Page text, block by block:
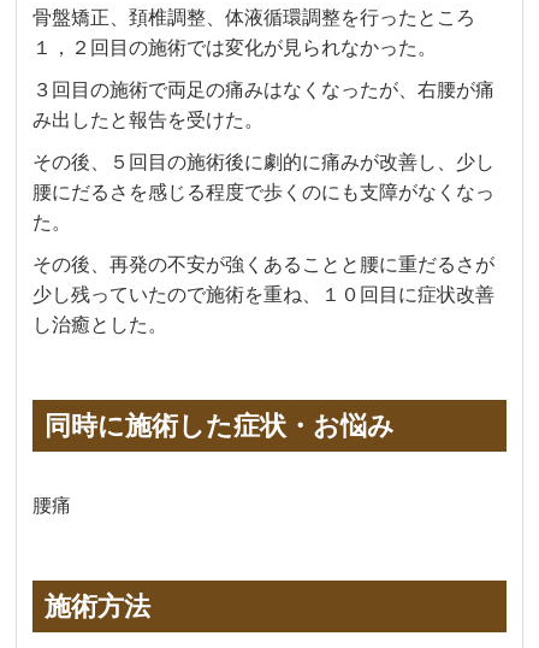
骨盤矯正、頚椎調整、体液循環調整を行ったところ
１，２回目の施術では変化が見られなかった。
３回目の施術で両足の痛みはなくなったが、右腰が痛
み出したと報告を受けた。
その後、５回目の施術後に劇的に痛みが改善し、少し
腰にだるさを感じる程度で歩くのにも支障がなくなっ
た。
その後、再発の不安が強くあることと腰に重だるさが
少し残っていたので施術を重ね、１０回目に症状改善
し治癒とした。
同時に施術した症状・お悩み
腰痛
施術方法